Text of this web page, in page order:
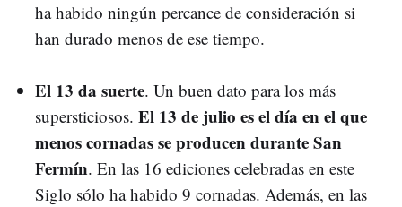
ha habido ningún percance de consideración si
han durado menos de ese tiempo.
El 13 da suerte. Un buen dato para los más
supersticiosos. El 13 de julio es el día en el que
menos cornadas se producen durante San
Fermín. En las 16 ediciones celebradas en este
Siglo sólo ha habido 9 cornadas. Además, en las